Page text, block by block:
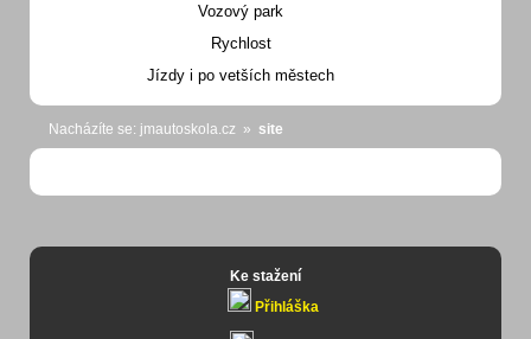
Vozový park
Rychlost
Jízdy i po vetších městech
Nacházíte se: jmautoskola.cz » site
Ke stažení
Přihláška